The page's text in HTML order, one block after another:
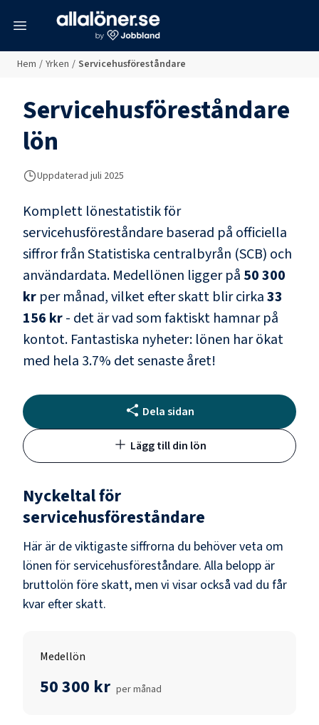
Hem / Yrken / Servicehusföreståndare
Servicehusföreståndare
lön
Uppdaterad juli 2025
Komplett lönestatistik för
servicehusföreståndare baserad på officiella
siffror från Statistiska centralbyrån (SCB) och
användardata. Medellönen ligger på 50 300
kr per månad, vilket efter skatt blir cirka33
156 kr- det är vad som faktiskt hamnar på
kontot. Fantastiska nyheter: lönen har ökat
med hela 3.7% det senaste året!
Dela sidan
Lägg till din lön
Nyckeltal för
servicehusföreståndare
Här är de viktigaste siffrorna du behöver veta om
lönen förservicehusföreståndare. Alla belopp är
bruttolön före skatt, men vi visar också vad du får
kvar efter skatt.
Medellön
50 300 kr per månad